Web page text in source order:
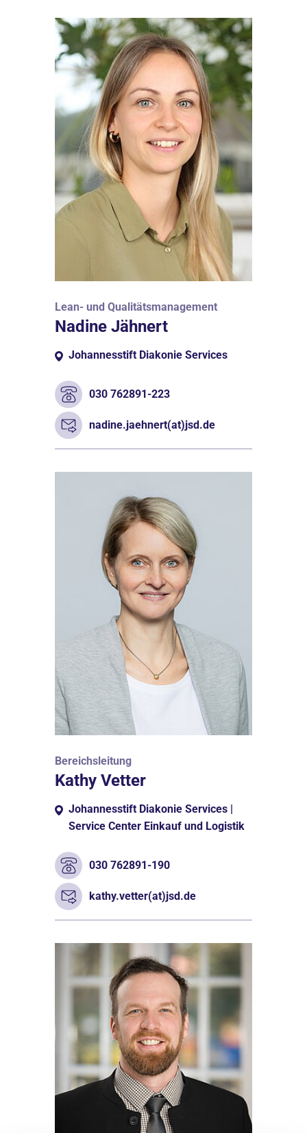
Lean- und Qualitätsmanagement
Nadine Jähnert
Johannesstift Diakonie Services
030 762891-223
nadine.jaehnert(at)jsd.de
Bereichsleitung
Kathy Vetter
Johannesstift Diakonie Services |
Service Center Einkauf und Logistik
030 762891-190
kathy.vetter(at)jsd.de